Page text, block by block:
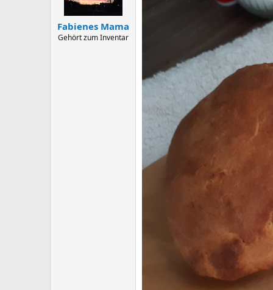
Fabienes Mama
Gehört zum Inventar